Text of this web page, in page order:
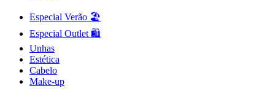
Especial Verão 🏖️
Especial Outlet 🛍️
Unhas
Estética
Cabelo
Make-up